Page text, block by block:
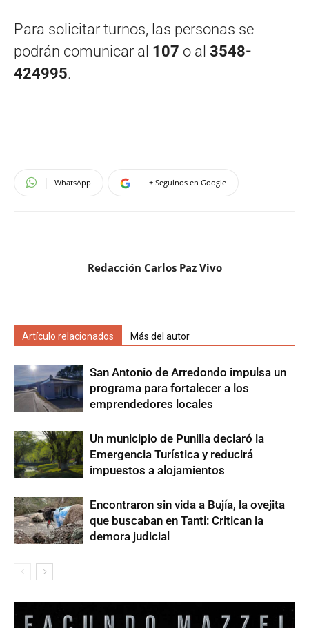
Para solicitar turnos, las personas se
podrán comunicar al 107 o al 3548-
424995.
WhatsApp + Seguinos en Google
Redacción Carlos Paz Vivo
Artículo relacionados Más del autor
San Antonio de Arredondo impulsa un
programa para fortalecer a los
emprendedores locales
Un municipio de Punilla declaró la
Emergencia Turística y reducirá
impuestos a alojamientos
Encontraron sin vida a Bujía, la ovejita
que buscaban en Tanti: Critican la
demora judicial